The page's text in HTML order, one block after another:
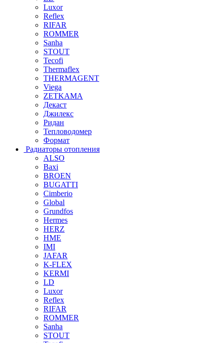
Luxor
Reflex
RIFAR
ROMMER
Sanha
STOUT
Tecofi
Thermaflex
THERMAGENT
Viega
ZETKAMA
Декаст
Джилекс
Ридан
Тепловодомер
Формат
Радиаторы отопления
ALSO
Baxi
BROEN
BUGATTI
Cimberio
Global
Grundfos
Hermes
HERZ
HME
IMI
JAFAR
K-FLEX
KERMI
LD
Luxor
Reflex
RIFAR
ROMMER
Sanha
STOUT